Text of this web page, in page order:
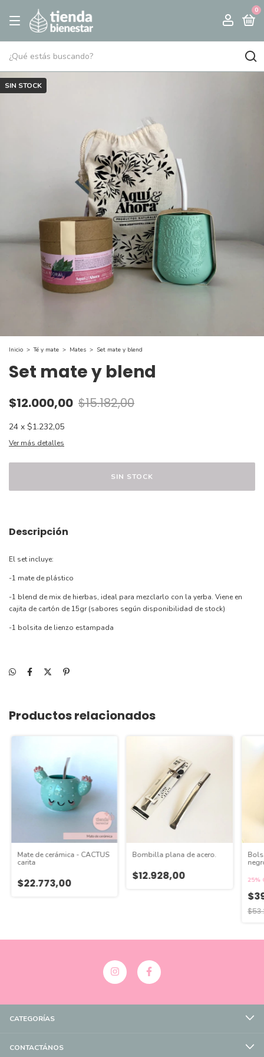
0
SIN STOCK
Inicio > Té y mate > Mates > Set mate y blend
Set mate y blend
$12.000,00 $15.182,00
24 x $1.232,05
Ver más detalles
Descripción
El set incluye:
-1 mate de plástico
-1 blend de mix de hierbas, ideal para mezclarlo con la yerba. Viene en
cajita de cartón de 15gr (sabores según disponibilidad de stock)
-1 bolsita de lienzo estampada
Productos relacionados
Mate de cerámica - CACTUS
carita
$22.773,00
Bombilla plana de acero.
$12.928,00 25%
CATEGORÍAS
CONTACTÁNOS